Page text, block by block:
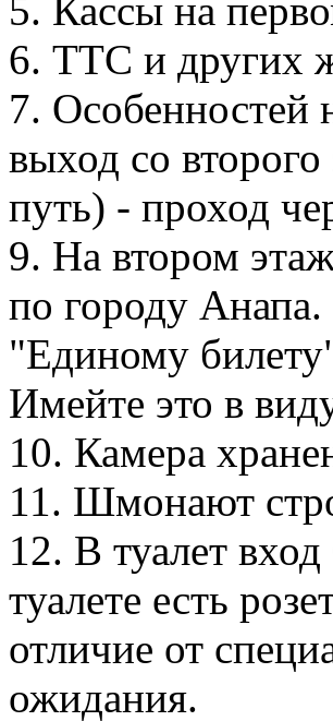
5. Кассы на
6. ТТС и других
7. Особенностей
выход со
путь) - проход
9. На втором
по городу
"Единому
Имейте это в
10. Камера
11. Шмонают
12. В туалет
туалете есть
отличие от
ожидания.